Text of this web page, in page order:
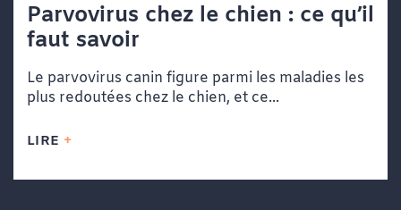
Parvovirus chez le chien : ce qu’il
faut savoir
Le parvovirus canin figure parmi les maladies les
plus redoutées chez le chien, et ce...
LIRE